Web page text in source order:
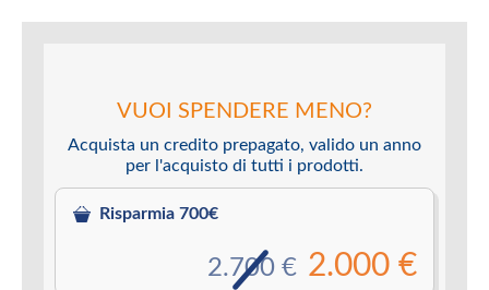
VUOI SPENDERE MENO?
Acquista un credito prepagato, valido un anno
per l'acquisto di tutti i prodotti.
Risparmia 700€
2.000 €
2.700 €